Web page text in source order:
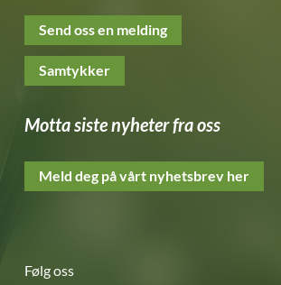
Send oss en melding
Samtykker
Motta siste nyheter fra oss
Meld deg på vårt nyhetsbrev her
Følg oss